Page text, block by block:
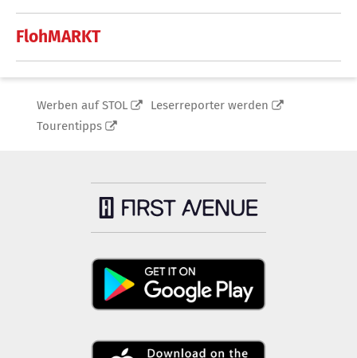
FlohMARKT
Werben auf STOL
Leserreporter werden
Tourentipps